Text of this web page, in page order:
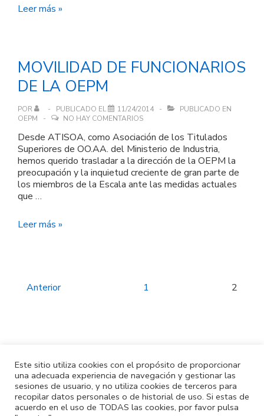
Encuesta
Valoración
de
Tareas
Leer más »
MOVILIDAD DE FUNCIONARIOS
DE LA OEPM
POR PUBLICADO EL 11/24/2014
PUBLICADO EN
OEPM
NO HAY COMENTARIOS
Desde ATISOA, como Asociación de los Titulados
Superiores de OO.AA. del Ministerio de Industria,
hemos querido trasladar a la dirección de la OEPM la
preocupación y la inquietud creciente de gran parte de
los miembros de la Escala ante las medidas actuales
que …
MOVILIDAD
OEPM
Leer más »
Paginación
Anterior 1 2
Este sitio utiliza cookies con el propósito de proporcionar
una adecuada experiencia de navegación y gestionar las
sesiones de usuario, y no utiliza cookies de terceros para
recopilar datos personales o de historial de uso. Si estas de
acuerdo en el uso de TODAS las cookies, por favor pulsa